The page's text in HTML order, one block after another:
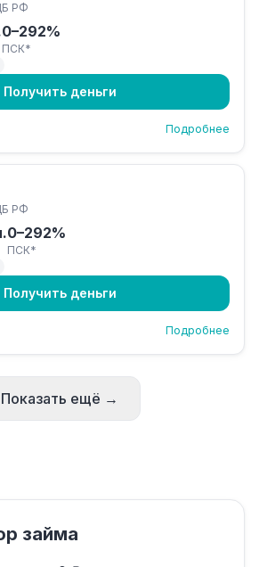
РФ
0–292%
ПСК*
Получить деньги
Подробнее
РФ
0–292%
ПСК*
Получить деньги
Подробнее
Показать ещё →
займа